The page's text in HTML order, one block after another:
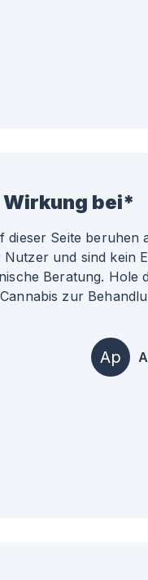
bei*
dieser Seite beruhen
und sind kein
Beratung. Hole
zur
Ap